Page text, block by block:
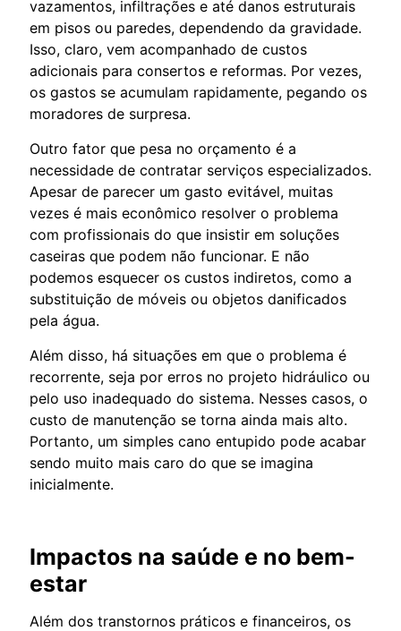
vazamentos, infiltrações e até danos estruturais
em pisos ou paredes, dependendo da gravidade.
Isso, claro, vem acompanhado de custos
adicionais para consertos e reformas. Por vezes,
os gastos se acumulam rapidamente, pegando os
moradores de surpresa.
Outro fator que pesa no orçamento é a
necessidade de contratar serviços especializados.
Apesar de parecer um gasto evitável, muitas
vezes é mais econômico resolver o problema
com profissionais do que insistir em soluções
caseiras que podem não funcionar. E não
podemos esquecer os custos indiretos, como a
substituição de móveis ou objetos danificados
pela água.
Além disso, há situações em que o problema é
recorrente, seja por erros no projeto hidráulico ou
pelo uso inadequado do sistema. Nesses casos, o
custo de manutenção se torna ainda mais alto.
Portanto, um simples cano entupido pode acabar
sendo muito mais caro do que se imagina
inicialmente.
Impactos na saúde e no bem-
estar
Além dos transtornos práticos e financeiros, os